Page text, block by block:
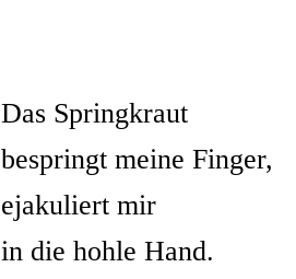
Das Springkraut
bespringt meine Finger,
ejakuliert mir
in die hohle Hand.